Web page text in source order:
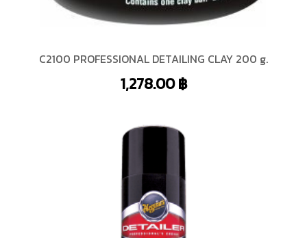
C2100 PROFESSIONAL DETAILING CLAY 200 g.
1,278.00฿